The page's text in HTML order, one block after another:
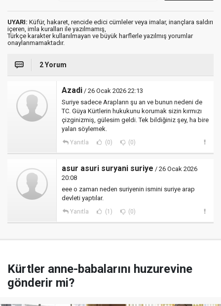
UYARI: Küfür, hakaret, rencide edici cümleler veya imalar, inançlara saldırı
içeren, imla kuralları ile yazılmamış,
Türkçe karakter kullanılmayan ve büyük harflerle yazılmış yorumlar
onaylanmamaktadır.
2 Yorum
Azadi / 26 Ocak 2026 22:13
Suriye sadece Arapların şu an ve bunun nedeni de
TC. Güya Kürtlerin hukukunu korumak sizin kırmızı
çizginizmiş, gülesim geldi. Tek bildiğiniz şey, ha bire
yalan söylemek.
Yanıtla (0) (0)
asur asuri suryani suriye / 26 Ocak 2026
20:08
eee o zaman neden suriyenin ismini suriye arap
devleti yaptılar.
Yanıtla (1) (0)
Kürtler anne-babalarını huzurevine
gönderir mi?